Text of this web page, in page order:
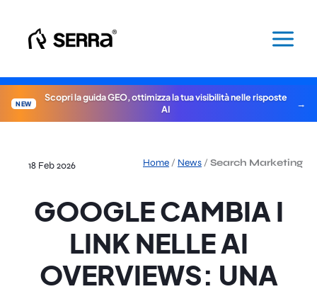
contenuto
NEW
Scopri la guida GEO, ottimizza la tua visibilità nelle risposte
AI
Home / News / Search Marketing
18 Feb 2026
GOOGLE CAMBIA I
LINK NELLE AI
OVERVIEWS: UNA